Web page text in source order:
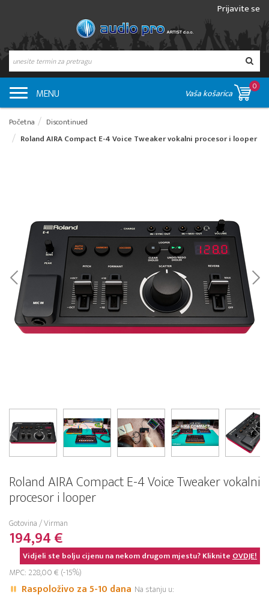
Prijavite se
MENU Vaša košarica
0
Početna
Discontinued
Roland AIRA Compact E-4 Voice Tweaker vokalni procesor i looper
Roland AIRA Compact E-4 Voice Tweaker vokalni
procesor i looper
Gotovina / Virman
194,94 €
Vidjeli ste bolju cijenu na nekom drugom mjestu? KlikniteOVDJE!
MPC: 228,00 € (-15%)
Raspoloživo za 5-10 dana Na stanju u: